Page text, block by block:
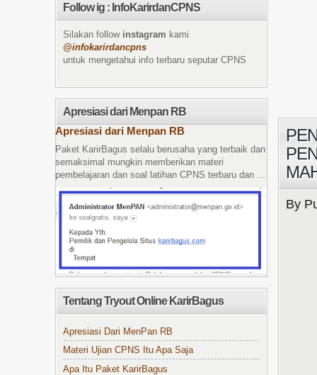
By
Follow ig : InfoKarirdanCPNS
Silakan follow instagram kami
@infokarirdancpns
untuk mengetahui info terbaru seputar CPNS
Apresiasi dari Menpan RB
Apresiasi dari Menpan RB
Paket KarirBagus selalu berusaha yang terbaik dan
semaksimal mungkin memberikan materi
pembelajaran dan soal latihan CPNS terbaru dan ...
Tentang Tryout Online KarirBagus
Apresiasi Dari MenPan RB
Materi Ujian CPNS Itu Apa Saja
Apa Itu Paket KarirBagus